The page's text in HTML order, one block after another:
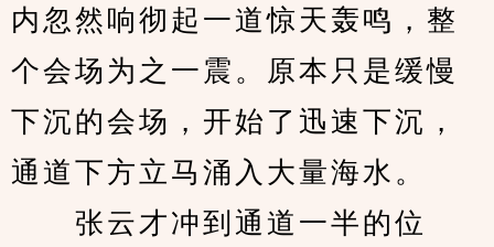
内忽然响彻起一道惊天轰鸣，整
个会场为之一震。原本只是缓慢
下沉的会场，开始了迅速下沉，
通道下方立马涌入大量海水。
张云才冲到通道一半的位